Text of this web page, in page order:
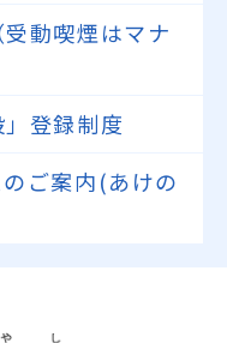
動喫煙はマナ
」登録制度
ご案内(あけの